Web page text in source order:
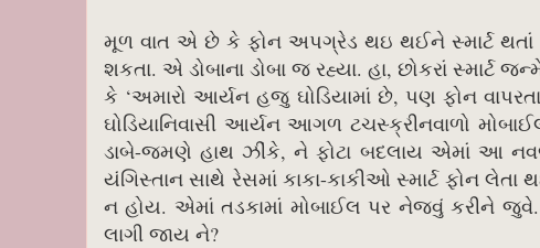
મૂળ વાત એ છે કે ફોન અપગ્રેડ થઇ થઈને સ્માર્ટ
શકતા. એ ડોબાના ડોબા જ રહ્યા. હા, છોકરાં
કે ‘અમારો આર્યન હજુ ઘોડિયામાં છે, પણ ફોન
ઘોડિયાનિવાસી આર્યન આગળ ટચસ્ક્રીનવાળો
ડાબે-જમણે હાથ ઝીંકે, ને ફોટા બદલાય એમાં આ
યંગિસ્તાન સાથે રેસમાં કાકા-કાકીઓ સ્માર્ટ ફોન
ન હોય. એમાં તડકામાં મોબાઈલ પર નેજવું કરીને
લાગી જાય ને?